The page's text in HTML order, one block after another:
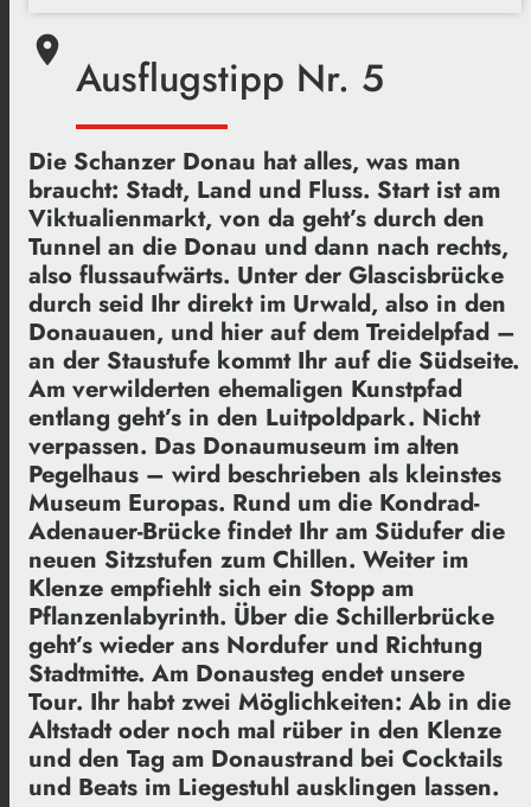
place
Ausflugstipp Nr. 5
Die Schanzer Donau hat alles, was man
braucht: Stadt, Land und Fluss. Start ist am
Viktualienmarkt, von da geht’s durch den
Tunnel an die Donau und dann nach rechts,
also flussaufwärts. Unter der Glascisbrücke
durch seid Ihr direkt im Urwald, also in den
Donauauen, und hier auf dem Treidelpfad –
an der Staustufe kommt Ihr auf die Südseite.
Am verwilderten ehemaligen Kunstpfad
entlang geht’s in den Luitpoldpark. Nicht
verpassen. Das Donaumuseum im alten
Pegelhaus – wird beschrieben als kleinstes
Museum Europas. Rund um die Kondrad-
Adenauer-Brücke findet Ihr am Südufer die
neuen Sitzstufen zum Chillen. Weiter im
Klenze empfiehlt sich ein Stopp am
Pflanzenlabyrinth. Über die Schillerbrücke
geht’s wieder ans Nordufer und Richtung
Stadtmitte. Am Donausteg endet unsere
Tour. Ihr habt zwei Möglichkeiten: Ab in die
Altstadt oder noch mal rüber in den Klenze
und den Tag am Donaustrand bei Cocktails
und Beats im Liegestuhl ausklingen lassen.